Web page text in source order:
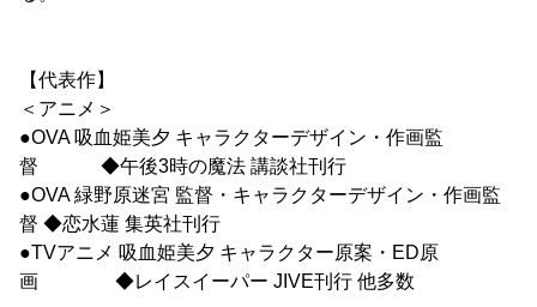
【代表作】
＜アニメ＞
●OVA 吸血姫美夕 キャラクターデザイン・作画監
督 ◆午後3時の魔法 講談社刊行
●OVA 緑野原迷宮 監督・キャラクターデザイン・作画監
督 ◆恋水蓮 集英社刊行
●TVアニメ 吸血姫美夕 キャラクター原案・ED原
画 ◆レイスイーパー JIVE刊行 他多数